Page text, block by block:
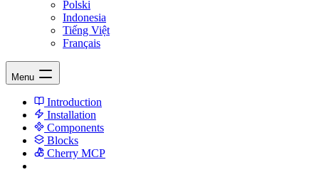
Polski
Indonesia
Tiếng Việt
Français
Menu
Introduction
Installation
Components
Blocks
Cherry MCP